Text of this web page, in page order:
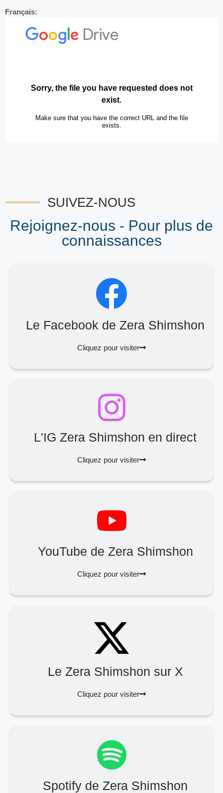
Français:
SUIVEZ-NOUS
Rejoignez-nous - Pour plus de
connaissances
Le Facebook de Zera Shimshon
Cliquez pour visiter
L'IG Zera Shimshon en direct
Cliquez pour visiter
YouTube de Zera Shimshon
Cliquez pour visiter
Le Zera Shimshon sur X
Cliquez pour visiter
Spotify de Zera Shimshon